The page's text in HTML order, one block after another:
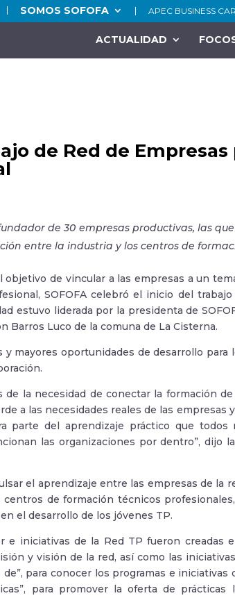
SOMOS SOFOFA APEC BUSINESS
ACTUALIDAD
de Red de
de 30 empresas productivas, las
entre la industria y los centros de
objetivo de vincular a las empresas a un
SOFOFA celebró el inicio del
estuvo liderada por la presidenta de
Barros Luco de la comuna de La Cisterna.
y mayores oportunidades de desarrollo
de la necesidad de conectar la formación
a las necesidades reales de las empresas
parte del aprendizaje práctico que todos
las organizaciones por dentro”, dijo
el aprendizaje entre las empresas de la
de formación técnicos
el desarrollo de los jóvenes TP.
e iniciativas de la Red TP fueron creadas
y visión de la red, así como las
para conocer los programas e
para promover la oferta de prácticas